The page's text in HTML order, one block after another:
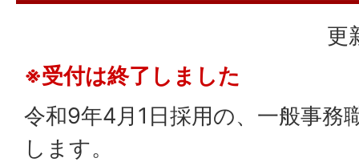
更
※受付は終了しました
令和9年4月1日採用の、一般事務
します。